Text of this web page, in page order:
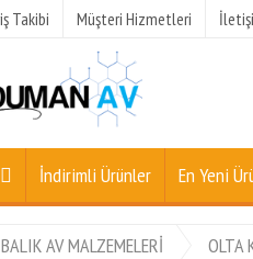
Takibi Müşteri Hizmetleri
İndirimli Ürünler En Yeni
BALIK AV MALZEMELERİ OLTA